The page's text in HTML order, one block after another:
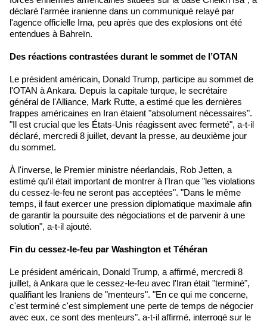
déclaré l'armée iranienne dans un communiqué relayé par
l'agence officielle Irna, peu après que des explosions ont été
entendues à Bahreïn.
Des réactions contrastées durant le sommet de l’OTAN
Le président américain, Donald Trump, participe au sommet de
l'OTAN à Ankara. Depuis la capitale turque, le secrétaire
général de l'Alliance, Mark Rutte, a estimé que les dernières
frappes américaines en Iran étaient "absolument nécessaires".
"Il est crucial que les États-Unis réagissent avec fermeté", a-t-il
déclaré, mercredi 8 juillet, devant la presse, au deuxième jour
du sommet.
À l'inverse, le Premier ministre néerlandais, Rob Jetten, a
estimé qu'il était important de montrer à l'Iran que "les violations
du cessez-le-feu ne seront pas acceptées". "Dans le même
temps, il faut exercer une pression diplomatique maximale afin
de garantir la poursuite des négociations et de parvenir à une
solution", a-t-il ajouté.
Fin du cessez-le-feu par Washington et Téhéran
Le président américain, Donald Trump, a affirmé, mercredi 8
juillet, à Ankara que le cessez-le-feu avec l'Iran était "terminé",
qualifiant les Iraniens de "menteurs". "En ce qui me concerne,
c'est terminé c'est simplement une perte de temps de négocier
avec eux, ce sont des menteurs", a-t-il affirmé, interrogé sur le